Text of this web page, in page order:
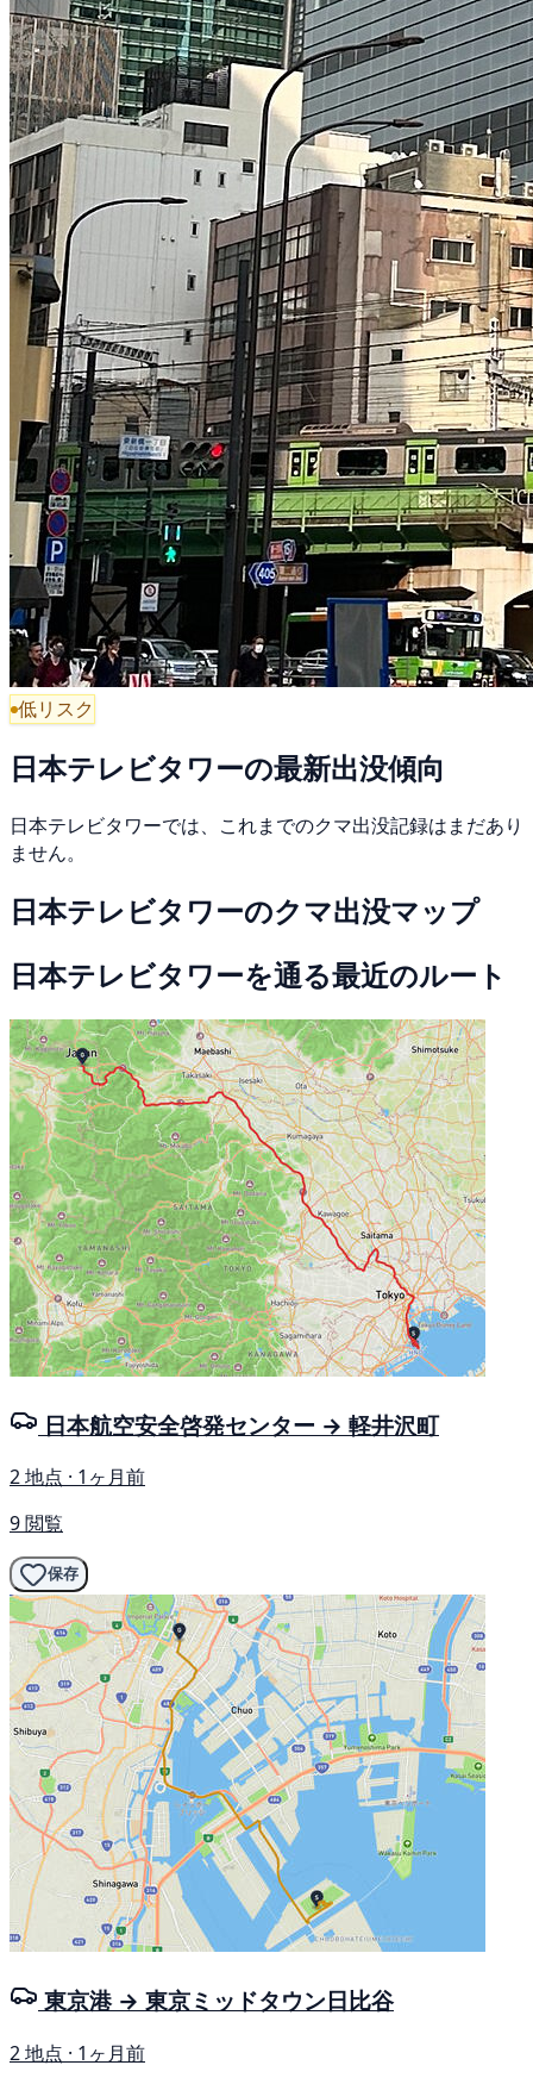
低リスク
日本テレビタワーの最新出没傾向
日本テレビタワーでは、これまでのクマ出没記録はまだあり
ません。
日本テレビタワーのクマ出没マップ
日本テレビタワーを通る最近のルート
日本航空安全啓発センター → 軽井沢町
2 地点 · 1ヶ月前
9 閲覧
保存
東京港 → 東京ミッドタウン日比谷
2 地点 · 1ヶ月前